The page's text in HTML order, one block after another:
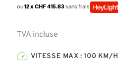
ou12 x CHF 415.83sans frais
TVA incluse
VITESSE MAX : 100 KM/H